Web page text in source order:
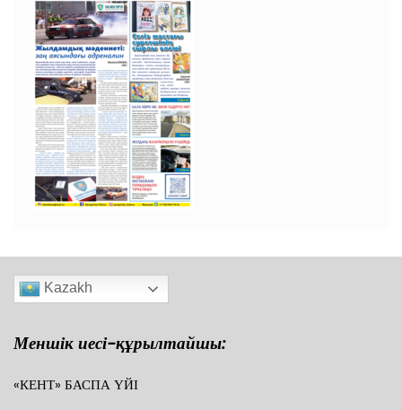
Kazakh
Меншік иесі-құрылтайшы:
«КЕНТ» БАСПА ҮЙІ